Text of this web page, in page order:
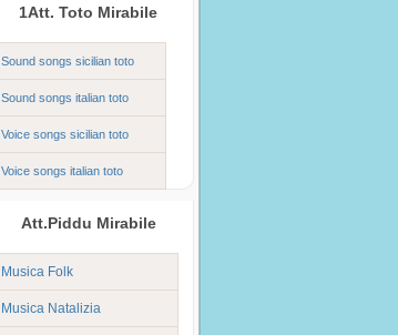
1Att. Toto Mirabile
Sound songs sicilian toto
Sound songs italian toto
Voice songs sicilian toto
Voice songs italian toto
Att.Piddu Mirabile
Musica Folk
Musica Natalizia